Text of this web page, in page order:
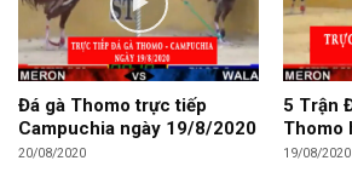
Đá gà Thomo trực tiếp
Campuchia ngày 19/8/2020
20/08/2020
5 Trận
Thomo
18/8/
19/08/2020